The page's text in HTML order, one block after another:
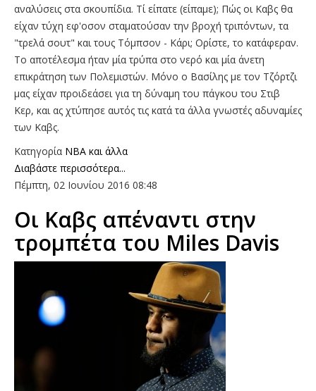
αναλύσεις στα σκουπίδια. Τί είπατε (είπαμε); Πώς οι Καβς θα
είχαν τύχη εφ'οσον σταματούσαν την βροχή τριπόντων, τα
"τρελά σουτ" και τους Τόμπσον - Κάρι; Ορίστε, το κατάφεραν.
Το αποτέλεσμα ήταν μία τρύπα στο νερό και μία άνετη
επικράτηση των Πολεμιστών. Μόνο ο Βασίλης με τον Τζόρτζι
μας είχαν προιδεάσει για τη δύναμη του πάγκου του Στιβ
Κερ, και ας χτύπησε αυτός τις κατά τα άλλα γνωστές αδυναμίες
των Καβς.
Κατηγορία NBA και άλλα
Διαβάστε περισσότερα...
Πέμπτη, 02 Ιουνίου 2016 08:48
Oι Καβς απέναντι στην
τρομπέτα του Miles Davis